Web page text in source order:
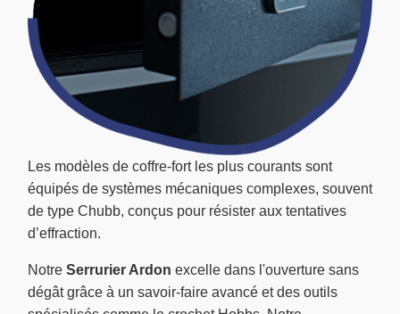
Les modèles de coffre-fort les plus courants sont
équipés de systèmes mécaniques complexes, souvent
de type Chubb, conçus pour résister aux tentatives
d’effraction.
Notre Serrurier Ardon excelle dans l'ouverture sans
dégât grâce à un savoir-faire avancé et des outils